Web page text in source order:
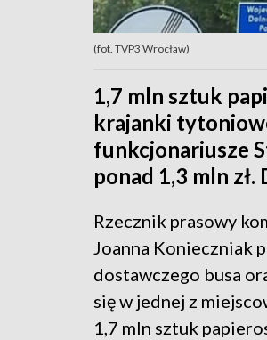
(fot. TVP3 Wrocław)
1,7 mln sztuk
krajanki
funkcjonariusze
ponad 1,3 mln
Rzecznik prasowy
Joanna Konieczniak
dostawczego busa
się w jednej z
1,7 mln sztuk